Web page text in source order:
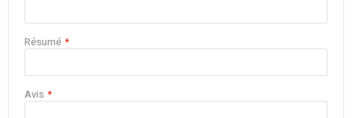
Résumé
Avis